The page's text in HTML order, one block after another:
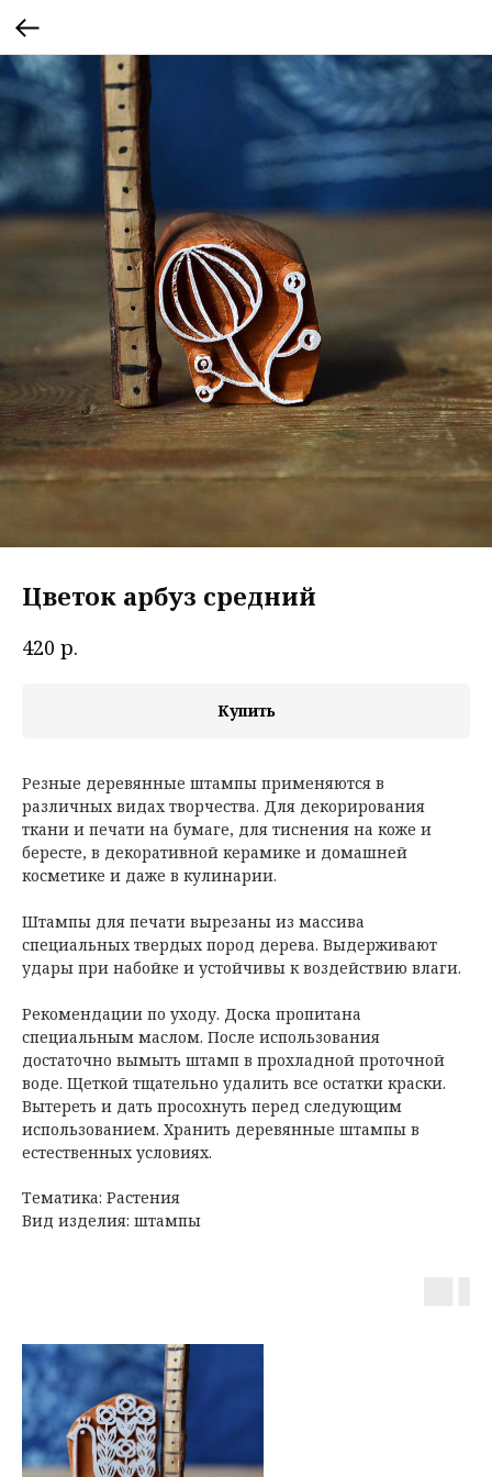
Цветок арбуз средний
420 р.
Купить
Резные деревянные штампы применяются в
различных видах творчества. Для декорирования
ткани и печати на бумаге, для тиснения на коже и
бересте, в декоративной керамике и домашней
косметике и даже в кулинарии.
Штампы для печати вырезаны из массива
специальных твердых пород дерева. Выдерживают
удары при набойке и устойчивы к воздействию влаги.
Рекомендации по уходу. Доска пропитана
специальным маслом. После использования
достаточно вымыть штамп в прохладной проточной
воде. Щеткой тщательно удалить все остатки краски.
Вытереть и дать просохнуть перед следующим
использованием. Хранить деревянные штампы в
естественных условиях.
Тематика: Растения
Вид изделия: штампы